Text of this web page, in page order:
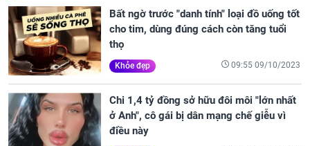
Bất ngờ trước "danh tính" loại đồ uống tốt
cho tim, dùng đúng cách còn tăng tuổi
thọ
Khỏe đẹp 09:55 09/10/2023
Chi 1,4 tỷ đồng sở hữu đôi môi "lớn nhất
ở Anh", cô gái bị dân mạng chế giễu vì
điều này